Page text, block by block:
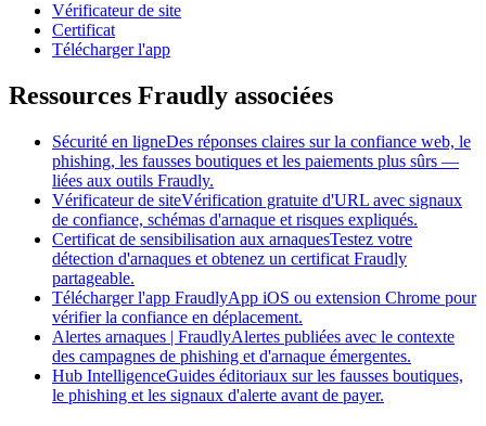
Vérificateur de site
Certificat
Télécharger l'app
Ressources Fraudly associées
Sécurité en ligneDes réponses claires sur la confiance web, le
phishing, les fausses boutiques et les paiements plus sûrs —
liées aux outils Fraudly.
Vérificateur de siteVérification gratuite d'URL avec signaux
de confiance, schémas d'arnaque et risques expliqués.
Certificat de sensibilisation aux arnaquesTestez votre
détection d'arnaques et obtenez un certificat Fraudly
partageable.
Télécharger l'app FraudlyApp iOS ou extension Chrome pour
vérifier la confiance en déplacement.
Alertes arnaques | FraudlyAlertes publiées avec le contexte
des campagnes de phishing et d'arnaque émergentes.
Hub IntelligenceGuides éditoriaux sur les fausses boutiques,
le phishing et les signaux d'alerte avant de payer.